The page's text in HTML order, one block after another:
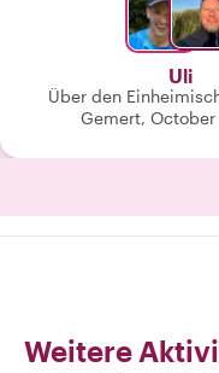
Uli
Über den
Gemert,
Weitere